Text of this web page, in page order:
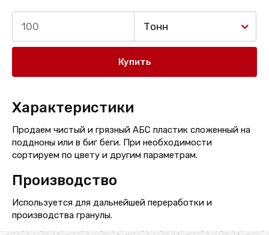
Тонн
Купить
Характеристики
Продаем чистый и грязный АБС пластик сложенный на
поддноны или в биг беги. При необходимости
сортируем по цвету и другим параметрам.
Производство
Используется для дальнейшей переработки и
производства гранулы.